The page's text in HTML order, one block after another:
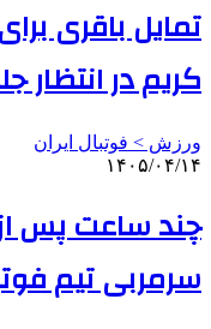
تمایل باقری
کریم در انتظار
ورزش > فوتبال ایران
۱۴۰۵/۰۴/۱۴
چند ساعت پس از
سرمربی تیم